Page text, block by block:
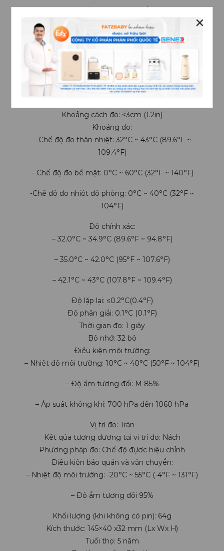
✕
+ Không sử dụng pin có thể sạc lại.
+ Không tháo rời, chia nhỏ hoặc nghiền nát pin.
4. THÔNG SỐ KỸ THUẬT
Pin: DC 3V (2 pin AAA)
Khoảng cách đo: <3cm (1.2in)
Khoảng đo:
– Chế độ đo thân nhiệt: 32°C ~ 43°C (89.6°F ~
109.4°F)
– Chế độ đo bề mặt: 0°C ~ 60°C (32°F ~ 140°F)
-Chế độ đo nhiệt độ phòng: 0°C ~ 40°C (32°F ~
104°F)
Độ chính xác:
– 32.0°C ~ 34.9°C (89.6°F ~ 94.8°F)
– 35.0°C ~ 42.0°C (95°F ~ 107.6°F)
– 42.1°C ~ 43°C (107.8°F ~ 109.4°F)
Độ lặp lại: ≤0.2°C(0.4°F)
Độ phân giải: 0.1°C (0.1°F)
Thời gian đo: 1 giây
Bộ nhớ: 32 bộ
Điều kiện môi trường:
– Nhiệt độ môi trường: 10°C ~ 40°C (50°F ~ 104°F)
– Độ ẩm tương đối: M 85%
– Áp suất không khí: 700 hPa đến 1060 hPa
Vị trí đo: Trán
Kết qủa tương đương tại vị trí đo: Nách
Phương pháp đo: Chế độ đựơc hiệu chỉnh
Điều kiện bảo quản và vận chuyển:
– Nhiệt độ môi trường: -20°C ~ 55°C (-4°F ~ 131°F)
– Độ ẩm tương đối 95%
Khối lượng (khi không có pin): 64g
Kích thước: 145×40 x32 mm (Lx Wx H)
Tuổi thọ: 5 năm